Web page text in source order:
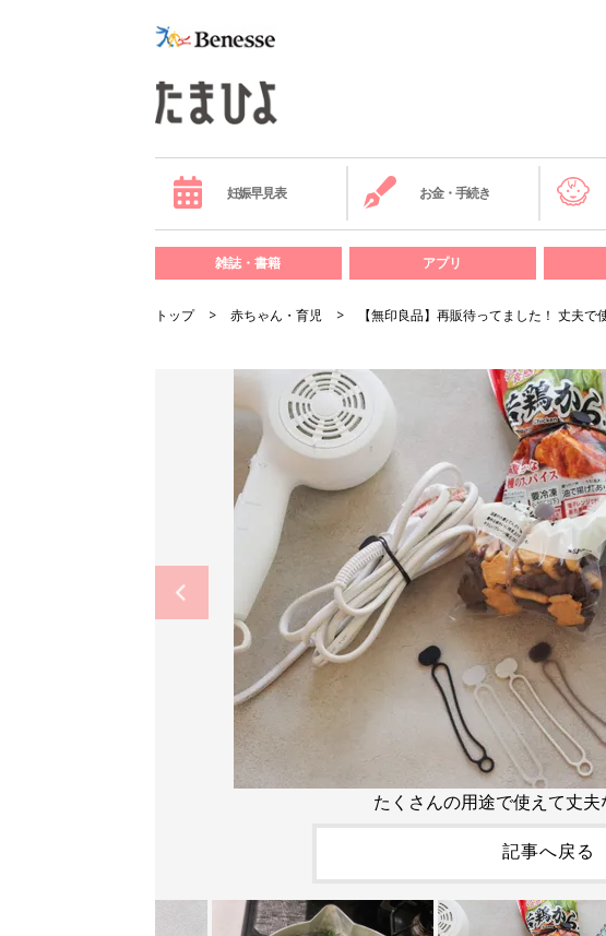
妊娠早見表 お金・手続き
雑誌・書籍 アプリ
トップ 赤ちゃん・育児 【無印良品】再販待ってました！ 丈夫
たくさんの用途で使えて丈
記事へ戻る